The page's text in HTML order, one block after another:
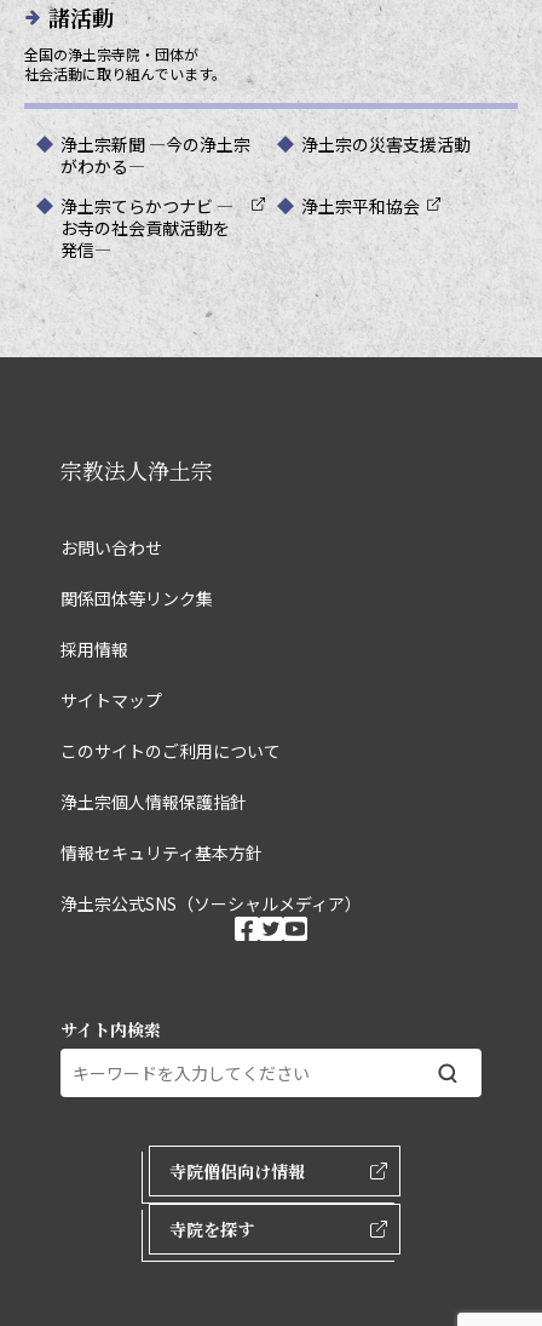
諸活動
全国の浄土宗寺院・団体が
社会活動に取り組んでいます。
浄土宗新聞 ―今の浄土宗
がわかる―
浄土宗の災害支援活動
浄土宗てらかつナビ ―
お寺の社会貢献活動を
発信―
浄土宗平和協会
宗教法人浄土宗
お問い合わせ
関係団体等リンク集
採用情報
サイトマップ
このサイトのご利用について
浄土宗個人情報保護指針
情報セキュリティ基本方針
浄土宗公式SNS（ソーシャルメディア）
ソーシャルメディ
facebook
twitter
サイト内検索
外部ページリンク
寺院僧侶向け情報
寺院を探す